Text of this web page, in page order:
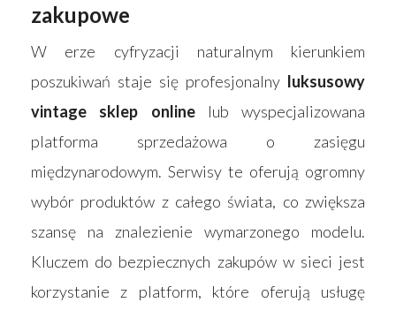
zakupowe
W erze cyfryzacji naturalnym kierunkiem
poszukiwań staje się profesjonalny luksusowy
vintage sklep onlinelub wyspecjalizowana
platforma sprzedażowa o zasięgu
międzynarodowym. Serwisy te oferują ogromny
wybór produktów z całego świata, co zwiększa
szansę na znalezienie wymarzonego modelu.
Kluczem do bezpiecznych zakupów w sieci jest
korzystanie z platform, które oferują usługę